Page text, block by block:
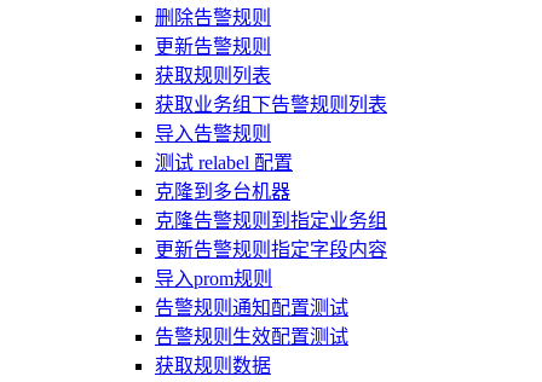
删除告警规则
更新告警规则
获取规则列表
获取业务组下告警规则列表
导入告警规则
测试 relabel 配置
克隆到多台机器
克隆告警规则到指定业务组
更新告警规则指定字段内容
导入prom规则
告警规则通知配置测试
告警规则生效配置测试
获取规则数据